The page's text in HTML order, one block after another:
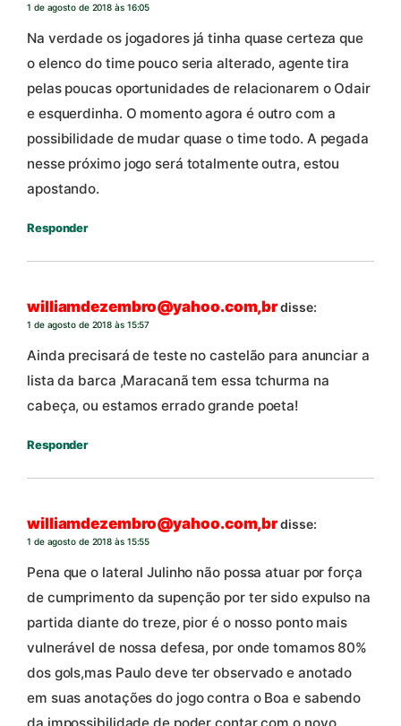
1 de agosto de 2018 às 16:05
Na verdade os jogadores já tinha quase certeza que
o elenco do time pouco seria alterado, agente tira
pelas poucas oportunidades de relacionarem o Odair
e esquerdinha. O momento agora é outro com a
possibilidade de mudar quase o time todo. A pegada
nesse próximo jogo será totalmente outra, estou
apostando.
Responder
williamdezembro@yahoo.com,brdisse:
1 de agosto de 2018 às 15:57
Ainda precisará de teste no castelão para anunciar a
lista da barca ,Maracanã tem essa tchurma na
cabeça, ou estamos errado grande poeta!
Responder
williamdezembro@yahoo.com,brdisse:
1 de agosto de 2018 às 15:55
Pena que o lateral Julinho não possa atuar por força
de cumprimento da supenção por ter sido expulso na
partida diante do treze, pior é o nosso ponto mais
vulnerável de nossa defesa, por onde tomamos 80%
dos gols,mas Paulo deve ter observado e anotado
em suas anotações do jogo contra o Boa e sabendo
da impossibilidade de poder contar com o novo